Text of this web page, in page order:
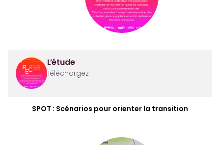
L’étude
Téléchargez
SPOT : Scénarios pour orienter la transition